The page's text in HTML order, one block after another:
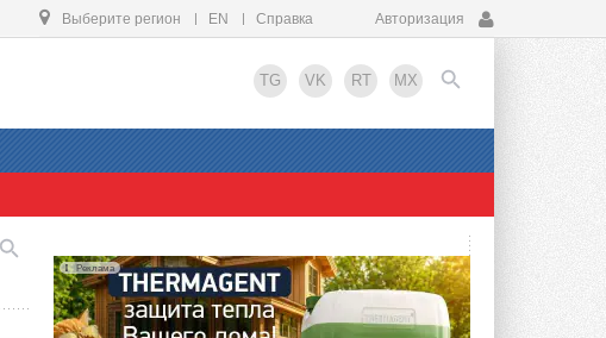
Выберите регион EN Справка Авторизация
TG VK RT MX
EN
Реклама